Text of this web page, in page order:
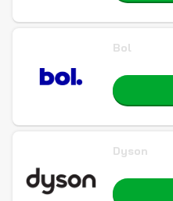
Bol
Dyson